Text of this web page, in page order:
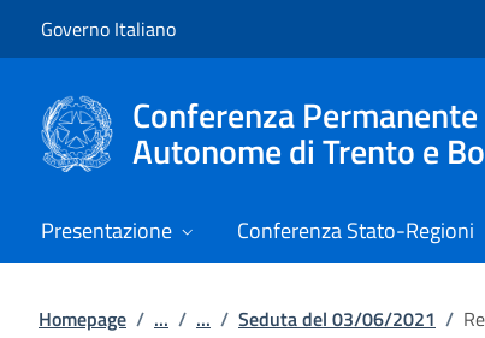
Governo Italiano
Conferenza
Autonome di Trento e
Presentazione Conferenza Stato-Regioni
Homepage / ... / ... / Seduta del 03/06/2021 /